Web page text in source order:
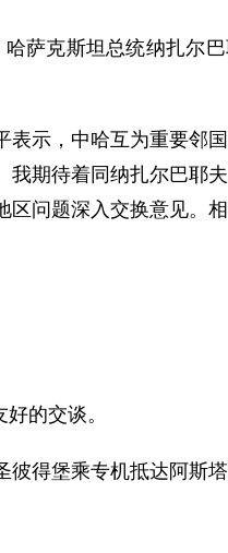
萨克斯坦总统纳扎尔
示，中哈互为重要邻
期待着同纳扎尔巴耶
问题深入交换意见。
的交谈。
得堡乘专机抵达阿斯塔